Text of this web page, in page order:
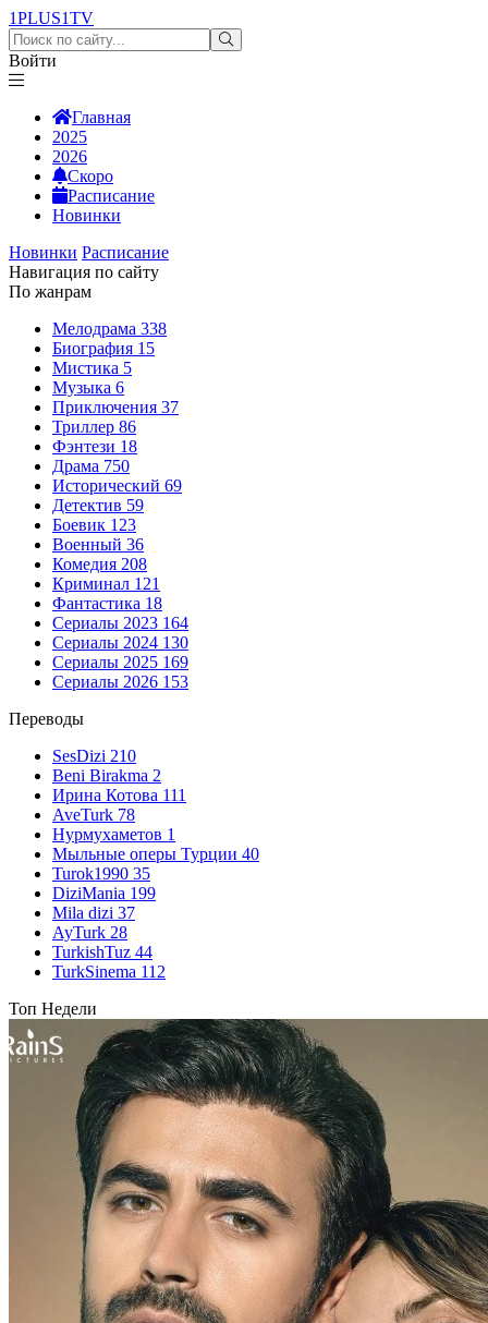
1PLUS1TV
Войти
Главная
2025
2026
Скоро
Расписание
Новинки
Новинки Расписание
Навигация по сайту
По жанрам
Мелодрама 338
Биография 15
Мистика 5
Музыка 6
Приключения 37
Триллер 86
Фэнтези 18
Драма 750
Исторический 69
Детектив 59
Боевик 123
Военный 36
Комедия 208
Криминал 121
Фантастика 18
Сериалы 2023 164
Сериалы 2024 130
Сериалы 2025 169
Сериалы 2026 153
Переводы
SesDizi 210
Beni Birakma 2
Ирина Котова 111
AveTurk 78
Нурмухаметов 1
Мыльные оперы Турции 40
Turok1990 35
DiziMania 199
Mila dizi 37
AyTurk 28
TurkishTuz 44
TurkSinema 112
Топ Недели